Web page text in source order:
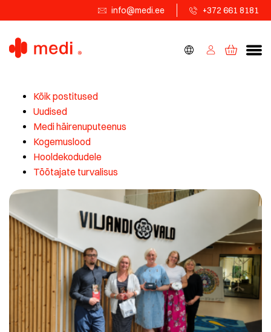
info@medi.ee +372 661 8181
Kõik postitused
Uudised
Medi häirenuputeenus
Kogemuslood
Hooldekodudele
Töötajate turvalisus